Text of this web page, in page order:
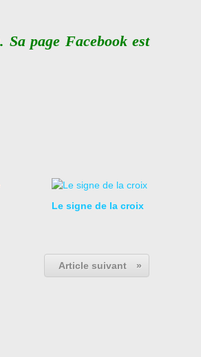
. Sa page Facebook est
Le signe de la croix
Article suivant »